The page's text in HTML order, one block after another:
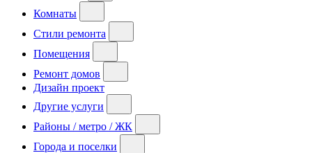
Комнаты
Стили ремонта
Помещения
Ремонт домов
Дизайн проект
Другие услуги
Районы / метро / ЖК
Города и поселки